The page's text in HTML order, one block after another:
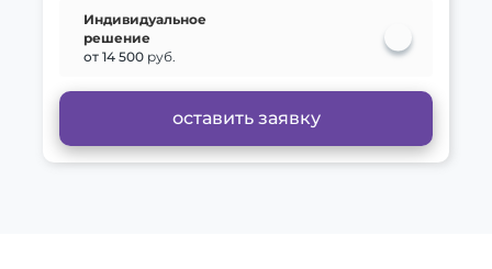
Индивидуальное
решение
от 14 500 руб.
оставить заявку